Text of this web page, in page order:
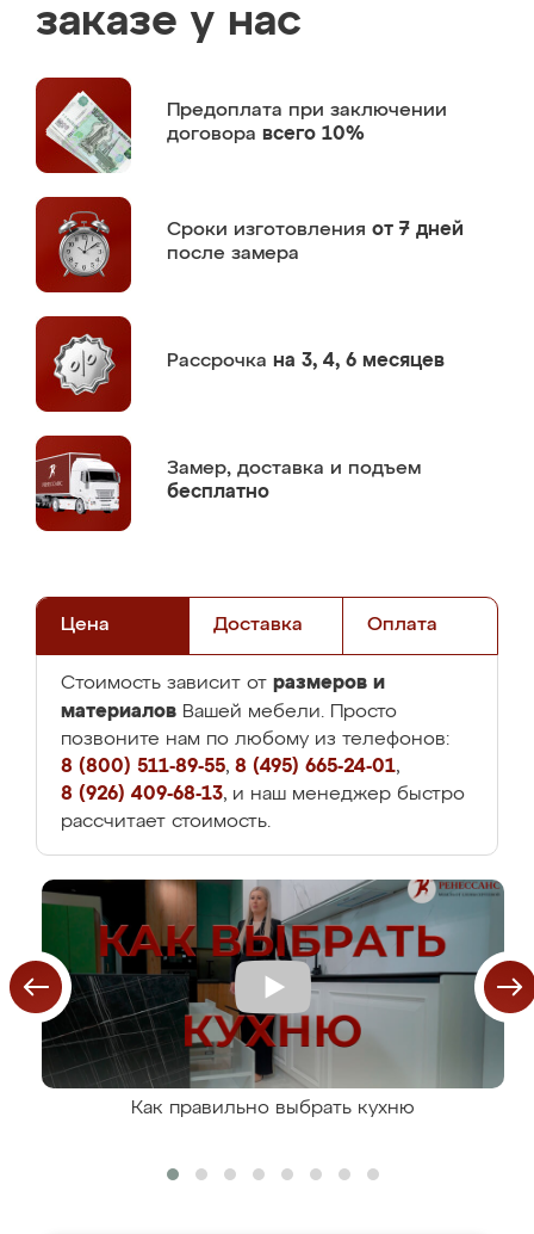
заказе у нас
Предоплата при заключении
договора всего 10%
Сроки изготовления от 7 дней
после замера
Рассрочка на 3, 4, 6 месяцев
Замер, доставка и подъем
бесплатно
Цена Доставка Оплата
Стоимость зависит от размеров и
материалов Вашей мебели. Просто
позвоните нам по любому из телефонов:
8 (800) 511-89-55, 8 (495) 665-24-01,
8 (926) 409-68-13, и наш менеджер быстро
рассчитает стоимость.
Как правильно выбрать кухню